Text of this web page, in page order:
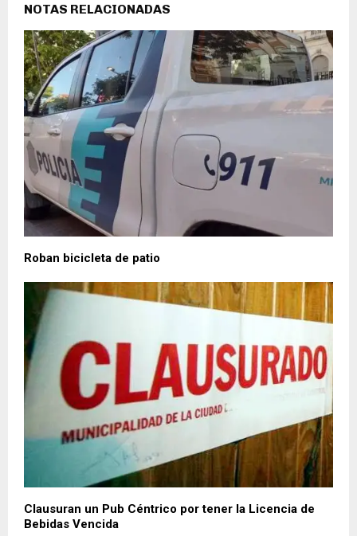
NOTAS RELACIONADAS
Roban bicicleta de patio
Clausuran un Pub Céntrico por tener la Licencia de
Bebidas Vencida